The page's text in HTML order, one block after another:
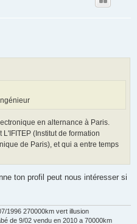
en alternance à Paris.
(Institut de formation
de Paris), et qui a entre temps
ton profil peut nous intéresser si
1996 270000km vert illusion
de 9/02 vendu en 2010 a 70000km